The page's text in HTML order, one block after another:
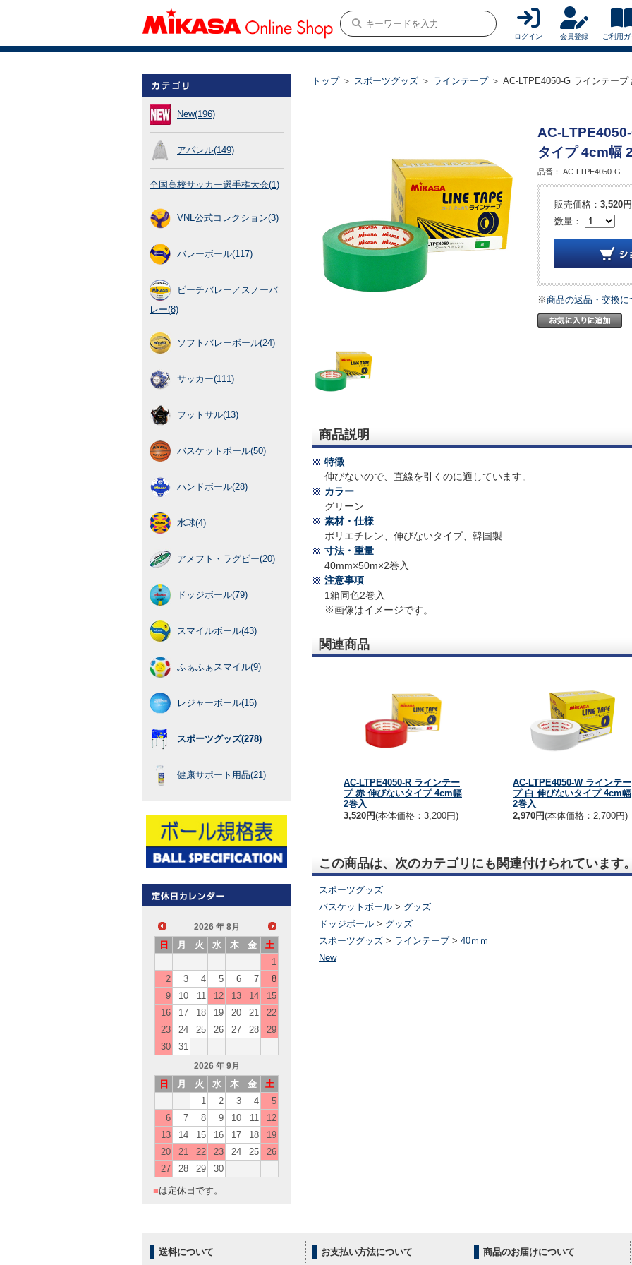
ログイン 会員登録 ご利用
New(196)
アパレル(149)
全国高校サッカー選手権大会(1)
VNL公式コレクション(3)
バレーボール(117)
ビーチバレー／スノーバ
レー(8)
ソフトバレーボール(24)
サッカー(111)
フットサル(13)
バスケットボール(50)
ハンドボール(28)
水球(4)
アメフト・ラグビー(20)
ドッジボール(79)
スマイルボール(43)
ふぁふぁスマイル(9)
レジャーボール(15)
スポーツグッズ(278)
健康サポート用品(21)
2026 年 8月
日 月 火 水 木 金
土
1
2
3 4 5 6 7
8
9
10 11 12 13 14
15
16
17 18 19 20 21
22
23
24 25 26 27 28
29
30
31
2026 年 9月
日 月 火 水 木 金
土
1
2 3 4
5
6
7 8 9 10 11
12
13
14 15 16 17 18
19
20
21 22 23 24 25
26
27
28 29 30
■は定休日です。
トップ ＞ スポーツグッズ ＞ ラインテープ ＞ AC-LTPE4050-G ラインテー
AC-
タイプ 4cm幅
品番： AC-LTPE4050-G
販売価格： 3,520円
数量：
※商品の返品・交換に
商品説明
特徴
伸びないので、直線を引くのに適しています。
カラー
グリーン
素材・仕様
ポリエチレン、伸びないタイプ、韓国製
寸法・重量
40mm×50m×2巻入
注意事項
1箱同色2巻入
※画像はイメージです。
関連商品
AC-LTPE4050-R ラインテー
プ 赤 伸びないタイプ 4cm幅
2巻入
3,520円(本体価格：3,200円)
AC-LTPE4050-W ラインテー
プ 白 伸びないタイプ 4cm幅
2巻入
2,970円(本体価格：2,700円)
この商品は、次のカテゴリにも関連付けられています
スポーツグッズ
バスケットボール > グッズ
ドッジボール > グッズ
スポーツグッズ > ラインテープ > 40ｍｍ
New
送料について お支払い方法について 商品のお届けについて